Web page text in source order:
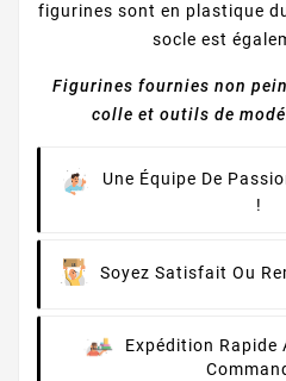
figurines sont en plastique
socle est
Figurines fournies non
colle et outils de
Une Équipe De
!
Soyez Satisfait Ou
Expédition Rapide